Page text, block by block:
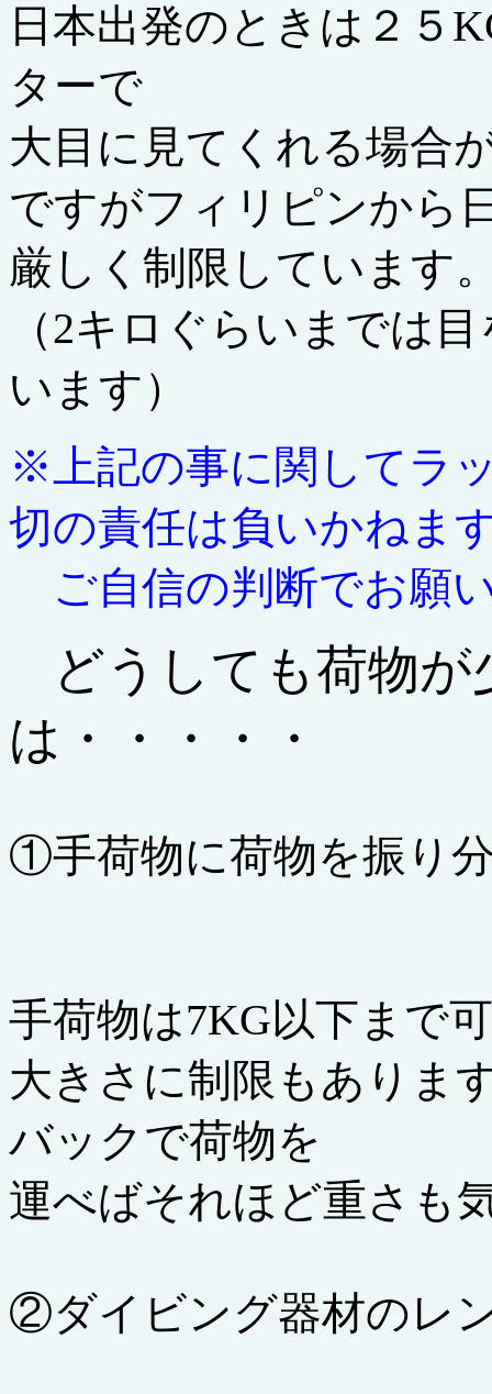
日本出発のときは２５
ターで
大目に見てくれる場合
ですがフィリピンから
厳しく制限しています
（2キロぐらいまでは
います）
※上記の事に関してラ
切の責任は負いかねま
ご自信の判断でお願
どうしても荷物
は・・・・・
①手荷物に荷物を振り
手荷物は7KG以下まで
大きさに制限もありま
バックで荷物を
運べばそれほど重さも
②ダイビング器材のレ